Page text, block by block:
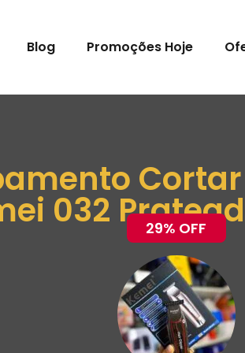
Blog Promoções Hoje
Cortar
032 29% OFF